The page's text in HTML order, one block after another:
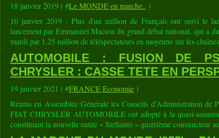
18 janvier 2019 ( #Le MONDE en marche.. )
16 janvier 2019 - Plus d'un million de Français ont suivi le
lancement par Emmanuel Macron du grand débat national, qui a
mardi par 1,25 million de téléspectateurs en moyenne sur les
AUTOMOBILE : FUSION DE
CHRYSLER : CASSE TETE EN
19 janvier 2021 ( #FRANCE Economie)
Réunis en Assemblée Générale les Conseils d’Administration
FIAT CHRYSLER AUTOMOBILE ont adopté à la quasi-
constituant la nouvelle entité « Stellantis » quatrième constructeur